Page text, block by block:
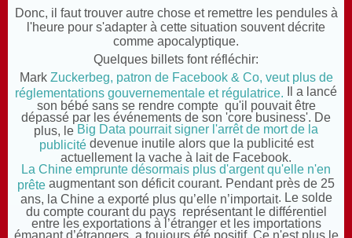
Donc, il faut trouver autre chose et remettre les pendules à
l'heure pour s'adapter à cette situation souvent décrite
comme apocalyptique.
Quelques billets font réfléchir:
Mark Zuckerbeg, patron de Facebook & Co, veut plus de
réglementations gouvernementale et régulatrice. Il a lancé
son bébé sans se rendre compte qu'il pouvait être
dépassé par les événements de son 'core business'. De
plus, le Big Data pourrait signer l'arrêt de mort de la
publicitédevenue inutile alors que la publicité est
actuellement la vache à lait de Facebook.
La Chine emprunte désormais plus d'argent qu'elle n'en
prête augmentant son déficit courant. Pendant près de 25
ans, la Chine a exporté plus qu’elle n’importait. Le solde
du compte courant du pays représentant le différentiel
entre les exportations à l’étranger et les importations
émanant d’étrangers, a toujours été positif. Ce n'est plus le